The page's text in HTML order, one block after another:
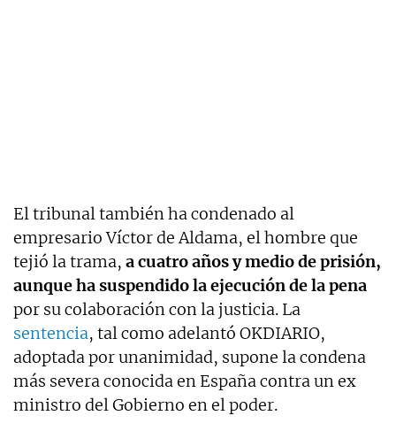
El tribunal también ha condenado al
empresario Víctor de Aldama, el hombre que
tejió la trama, a cuatro años y medio de prisión,
aunque ha suspendido la ejecución de la pena
por su colaboración con la justicia. La
sentencia, tal como adelantó OKDIARIO,
adoptada por unanimidad, supone la condena
más severa conocida en España contra un ex
ministro del Gobierno en el poder.